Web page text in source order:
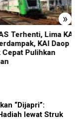
»
Lima KA
KAI Daop 7
Pulihkan
“Dijapri”:
lewat Struk